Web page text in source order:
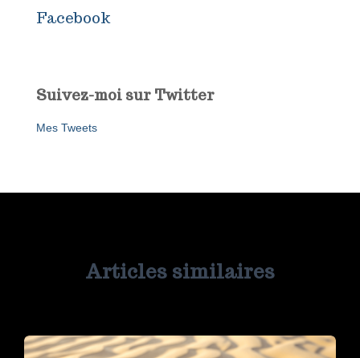
Facebook
Suivez-moi sur Twitter
Mes Tweets
Articles similaires